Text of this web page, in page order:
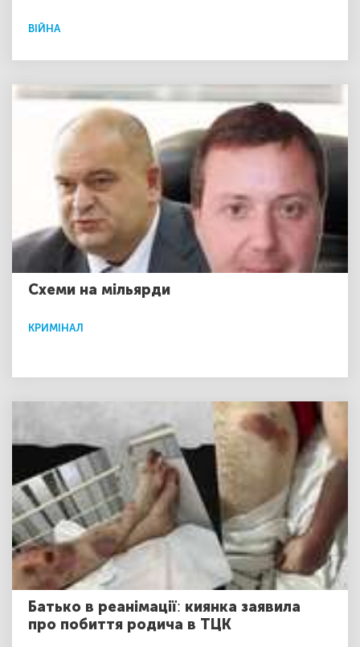
ВІЙНА
Схеми на мільярди
КРИМІНАЛ
Батько в реанімації: киянка заявила
про побиття родича в ТЦК